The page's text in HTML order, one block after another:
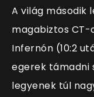
A világ második
magabiztos
Infernón (10:2
egerek támadni
legyenek túl